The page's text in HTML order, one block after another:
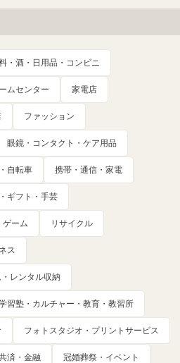
・酒・日用品・コンビニ
ムセンター 家電店
ファッション
眼鏡・コンタクト・ケア用品
自転車 携帯・通信・家電
ギフト・手芸
ゲーム リサイクル
ス
レンタル収納
習塾・カルチャー・教育・教習所
フォトスタジオ・プリントサービス
済・金融 冠婚葬祭・イベント